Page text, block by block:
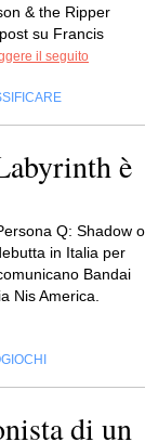
& the Ripper
su Francis
il seguito
è
Q: Shadow
in Italia per
Bandai
Nis America.
di un